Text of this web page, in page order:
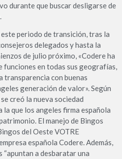
durante que buscar desligarse de
este periodo de transición, tras la
delegados y hasta la
de julio próximo, «Codere ha
funciones en todas sus geografías,
transparencia con buenas
generación de valor». Según
creó la nueva sociedad
la que los angeles firma española
El manejo de Bingos
del Oeste VOTRE
española Codere. Además,
a desbaratar una